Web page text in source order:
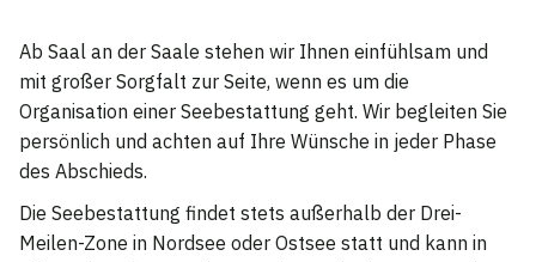
Ab Saal an der Saale stehen wir Ihnen einfühlsam und
mit großer Sorgfalt zur Seite, wenn es um die
Organisation einer Seebestattung geht. Wir begleiten Sie
persönlich und achten auf Ihre Wünsche in jeder Phase
des Abschieds.
Die Seebestattung findet stets außerhalb der Drei-
Meilen-Zone in Nordsee oder Ostsee statt und kann in